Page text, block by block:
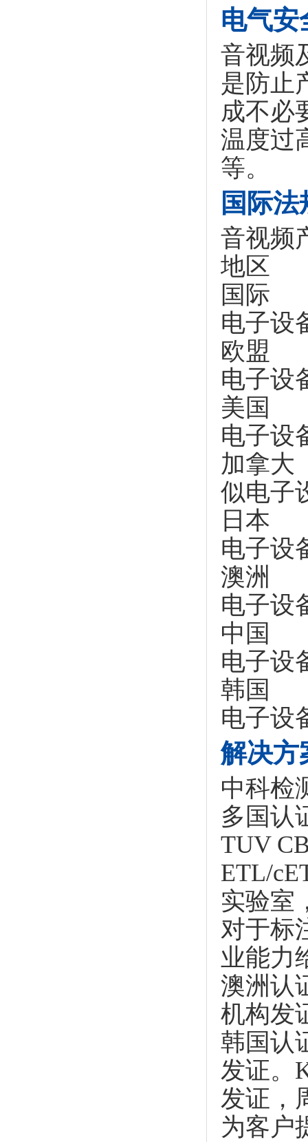
电气安
音视频
是防止
成不必
温度过
等。
国际
音视频
地
国际
电子设
欧盟
电子设
美国
电子设
加拿
似电子
日
电子设
澳洲
电子设
中
电子设
韩
电子设
解决方
中科检
多国认
TUV
ETL/
实验室
对于标
业能力
澳洲认
机构发
韩国认
发证。
发证，
为客户